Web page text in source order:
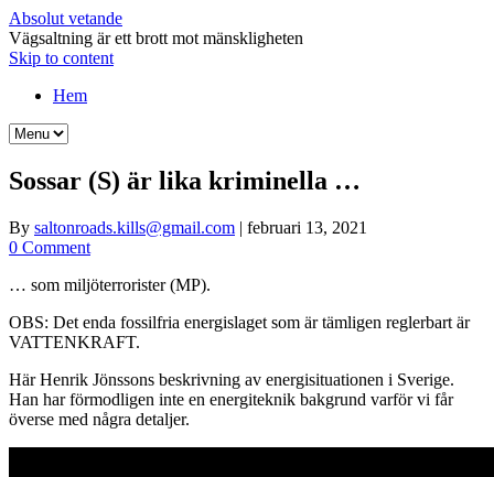
Absolut vetande
Vägsaltning är ett brott mot mänskligheten
Skip to content
Hem
Sossar (S) är lika kriminella …
By saltonroads.kills@gmail.com | februari 13, 2021
0 Comment
… som miljöterrorister (MP).
OBS: Det enda fossilfria energislaget som är tämligen reglerbart är
VATTENKRAFT.
Här Henrik Jönssons beskrivning av energisituationen i Sverige.
Han har förmodligen inte en energiteknik bakgrund varför vi får
överse med några detaljer.